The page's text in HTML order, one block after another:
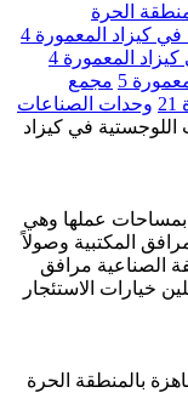
الحرة
المعمورة 4
المعمورة 4
5
مجمع
وحدات الصناعات
في كيزاد
عملها وهي
المكتبية وصولاً
الصناعية مرافق
الاستئجار
بالمنطقة الحرة